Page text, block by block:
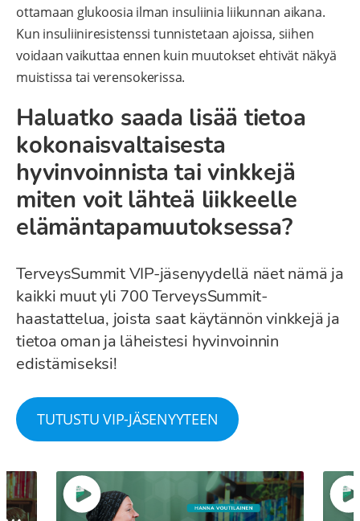
ottamaan glukoosia ilman insuliinia liikunnan aikana.
Kun insuliiniresistenssi tunnistetaan ajoissa, siihen
voidaan vaikuttaa ennen kuin muutokset ehtivät näkyä
muistissa tai verensokerissa.
Haluatko saada lisää tietoa
kokonaisvaltaisesta
hyvinvoinnista tai vinkkejä
miten voit lähteä liikkeelle
elämäntapamuutoksessa?
TerveysSummit VIP-jäsenyydellä näet nämä ja
kaikki muut yli 700 TerveysSummit-
haastattelua, joista saat käytännön vinkkejä ja
tietoa oman ja läheistesi hyvinvoinnin
edistämiseksi!
TUTUSTU VIP-JÄSENYYTEEN